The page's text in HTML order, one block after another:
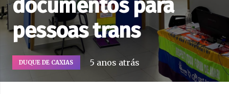
documentos para
pessoas trans
DUQUE DE CAXIAS 5 anos atrás